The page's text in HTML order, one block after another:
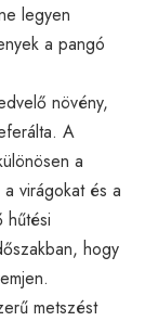
legyen
a pangó
növény,
A
a
virágokat és a
hűtési
hogy
metszést